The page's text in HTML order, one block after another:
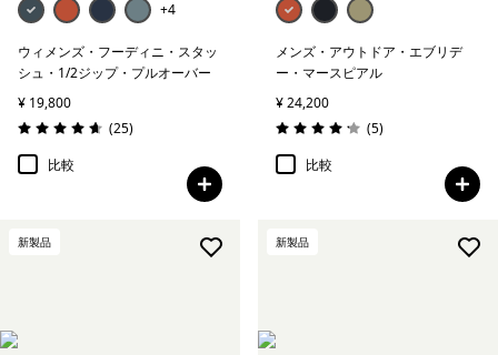
+4
ウィメンズ・フーディニ・スタッ
シュ・1/2ジップ・プルオーバー
¥ 19,800
評価: 4.6 / 5
(25レビュー
)
比較
メンズ・アウトドア・エブリデ
ー・マースピアル
¥ 24,200
評価: 4.2 / 5
(5レビュー
)
比較
新製品 新製品